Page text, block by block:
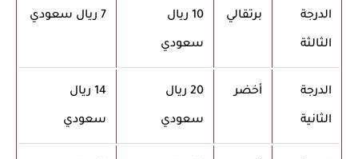
الدرجة
الثالثة
برتقالي 10 ريال
سعودي
7 ريال سعودي
الدرجة
الثانية
أخضر 20 ريال
سعودي
14 ريال
سعودي